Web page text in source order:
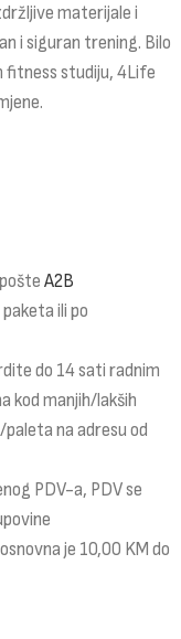
materijale i
i siguran trening. Bilo
fitness studiju, 4Life
A2B
ili po
do 14 sati radnim
kod manjih/lakših
na adresu od
PDV-a, PDV se
je 10,00 KM do